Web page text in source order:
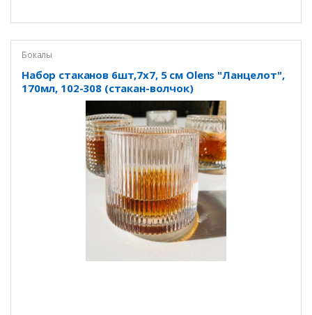
Бокалы
Набор стаканов 6шт,7х7, 5 см Olens "Ланцелот",
170мл, 102-308 (стакан-волчок)